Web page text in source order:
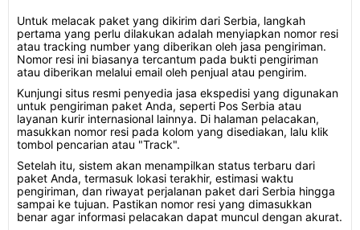
Untuk melacak paket yang dikirim dari Serbia, langkah
pertama yang perlu dilakukan adalah menyiapkan nomor resi
atau tracking number yang diberikan oleh jasa pengiriman.
Nomor resi ini biasanya tercantum pada bukti pengiriman
atau diberikan melalui email oleh penjual atau pengirim.
Kunjungi situs resmi penyedia jasa ekspedisi yang digunakan
untuk pengiriman paket Anda, seperti Pos Serbia atau
layanan kurir internasional lainnya. Di halaman pelacakan,
masukkan nomor resi pada kolom yang disediakan, lalu klik
tombol pencarian atau "Track".
Setelah itu, sistem akan menampilkan status terbaru dari
paket Anda, termasuk lokasi terakhir, estimasi waktu
pengiriman, dan riwayat perjalanan paket dari Serbia hingga
sampai ke tujuan. Pastikan nomor resi yang dimasukkan
benar agar informasi pelacakan dapat muncul dengan akurat.